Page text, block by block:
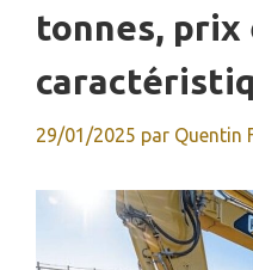
tonnes, prix
29/01/2025 par Quentin